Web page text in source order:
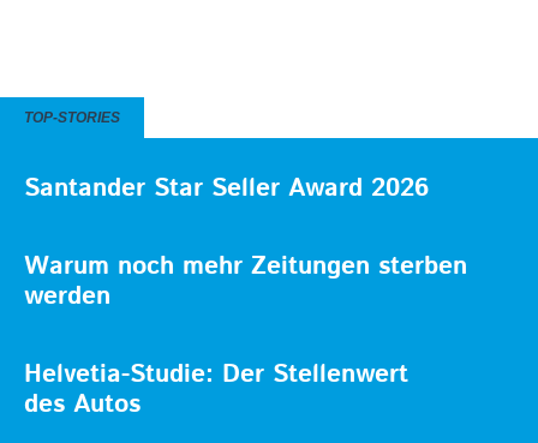
TOP-STORIES
Santander Star Seller Award 2026
Warum noch mehr Zeitungen sterben
werden
Helvetia-Studie: Der Stellenwert
des Autos